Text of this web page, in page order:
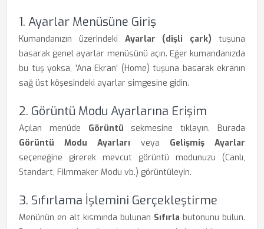
1. Ayarlar Menüsüne Giriş
Kumandanızın üzerindeki Ayarlar (dişli çark) tuşuna
basarak genel ayarlar menüsünü açın. Eğer kumandanızda
bu tuş yoksa, 'Ana Ekran' (Home) tuşuna basarak ekranın
sağ üst köşesindeki ayarlar simgesine gidin.
2. Görüntü Modu Ayarlarına Erişim
Açılan menüde Görüntü sekmesine tıklayın. Burada
Görüntü Modu Ayarları veya Gelişmiş Ayarlar
seçeneğine girerek mevcut görüntü modunuzu (Canlı,
Standart, Filmmaker Modu vb.) görüntüleyin.
3. Sıfırlama İşlemini Gerçekleştirme
Menünün en alt kısmında bulunan Sıfırla butonunu bulun.